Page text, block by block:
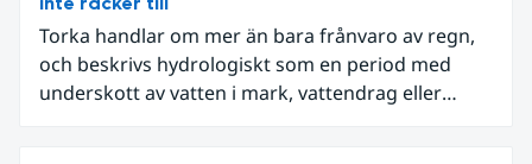
Torka handlar om mer än bara frånvaro av regn,
och beskrivs hydrologiskt som en period med
underskott av vatten i mark, vattendrag eller